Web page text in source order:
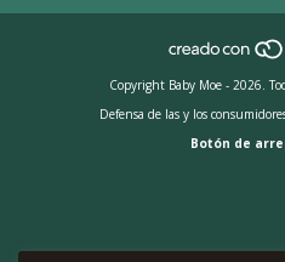
Copyright Baby Moe - 2026.
Defensa de las y los
Botón de